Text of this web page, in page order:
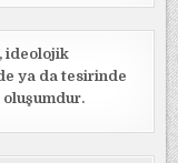
ideolojik
ya da tesirinde
oluşumdur.